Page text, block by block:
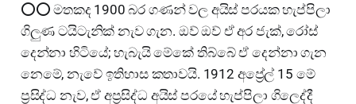
⭕⭕ මතකද 1900 බර ගණන් වල අයිස් පරයක හැප්පිලා
ගිලුණ ටයිටැනික් නැව ගැන. ඔව් ඔව් ඒ අර ජැක්, රෝස්
දෙන්නා හිටියේ; හැබැයි මේකේ තිබ්බේ ඒ දෙන්නා ගැන
නෙමේ, නැවේ ඉතිහාස කතාවයි. 1912 අප්‍රේල් 15 මේ
ප්‍රසිද්ධ නැව, ඒ අප්‍රසිද්ධ අයිස් පරයේ හැප්පිලා ගිලෙද්දී